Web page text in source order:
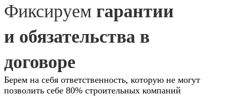
Фиксируем гарантии
и обязательства в
договоре
Берем на себя ответственность, которую не могут
позволить себе 80% строительных компаний